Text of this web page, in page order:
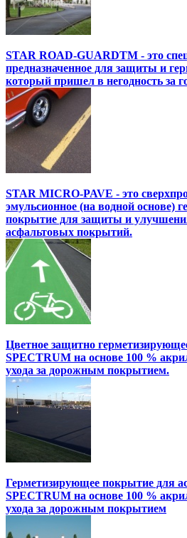
STAR ROAD-GUARDTM - это
предназначенное для защиты и
который пришел в негодность за
STAR MICRO-PAVE - это
эмульсионное (на водной основе)
покрытие для защиты и
асфальтовых покрытий.
Цветное защитно
SPECTRUM на основе 100 %
ухода за дорожным покрытием.
Герметизирующее покрытие для
SPECTRUM на основе 100 %
ухода за дорожным покрытием